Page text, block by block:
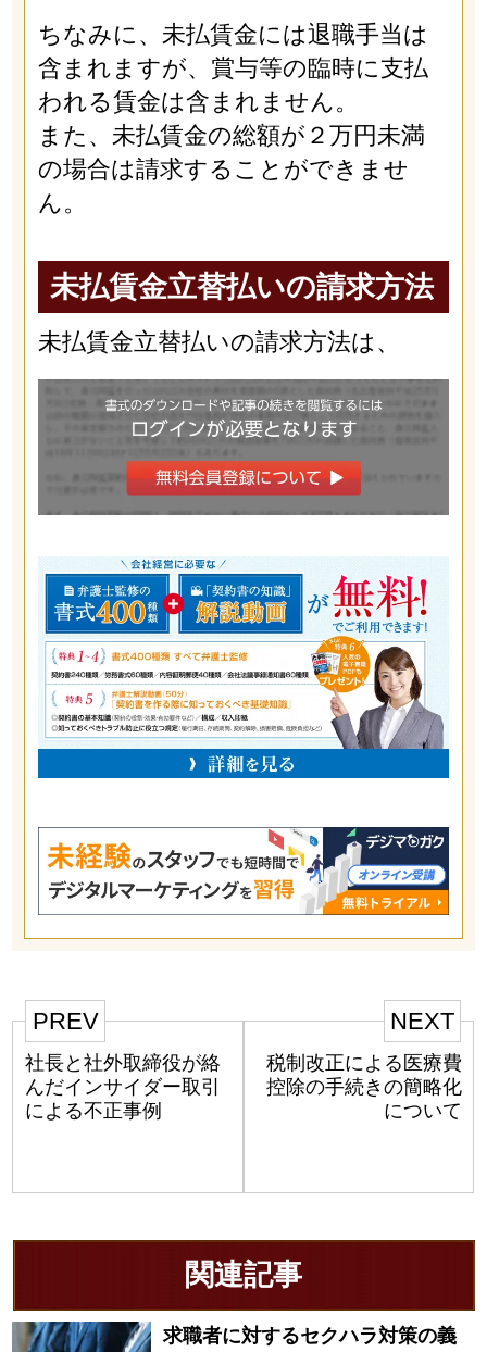
ちなみに、未払賃金には退職手当は
含まれますが、賞与等の臨時に支払
われる賃金は含まれません。
また、未払賃金の総額が２万円未満
の場合は請求することができませ
ん。
未払賃金立替払いの請求方法
未払賃金立替払いの請求方法は、
PREV
社長と社外取締役が絡
んだインサイダー取引
による不正事例
NEXT
税制改正による医療費
控除の手続きの簡略化
について
関連記事
求職者に対するセクハラ対策の義